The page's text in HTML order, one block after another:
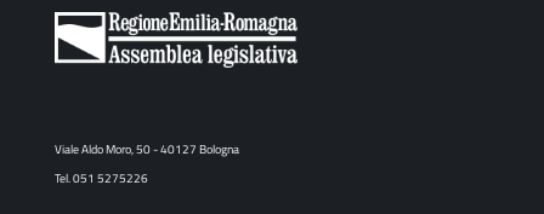
Viale Aldo Moro, 50 - 40127 Bologna
Tel. 051 5275226